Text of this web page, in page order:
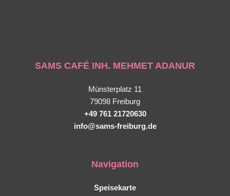
SAMS CAFÉ INH. MEHMET ADANUR
Münsterplatz 11
79098 Freiburg
+49 761 21720630
info@sams-freiburg.de
Navigation
Speisekarte